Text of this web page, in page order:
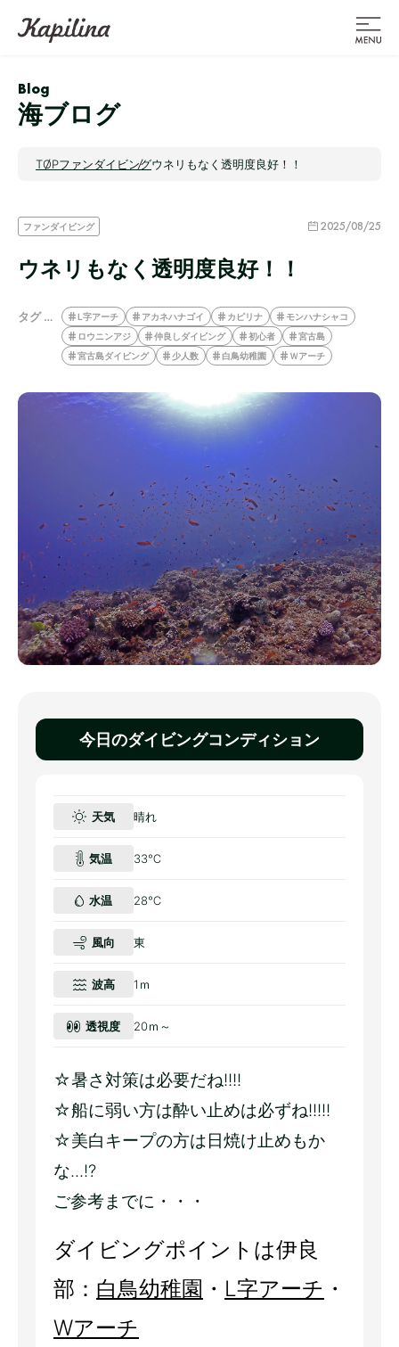
Blog
海ブログ
TOPファンダイビングウネリもなく透明度良好！！
ファンダイビング 2025/08/25
ウネリもなく透明度良好！！
タグ … L字アーチ アカネハナゴイ カピリナ
モンハナシャコ
ロウニンアジ
仲良しダイビング 初心者
宮古島
宮古島ダイビング
少人数 白鳥幼稚園 Ｗアーチ
今日のダイビングコンディション
天気 晴れ
気温 33℃
水温 28℃
風向 東
波高 1ｍ
透視度 20ｍ～
☆暑さ対策は必要だね!!!!
☆船に弱い方は酔い止めは必ずね!!!!!
☆美白キープの方は日焼け止めもか
な...!?
ご参考までに・・・
ダイビングポイントは伊良
部： 白鳥幼稚園 ・ L字アーチ ・
Wアーチ